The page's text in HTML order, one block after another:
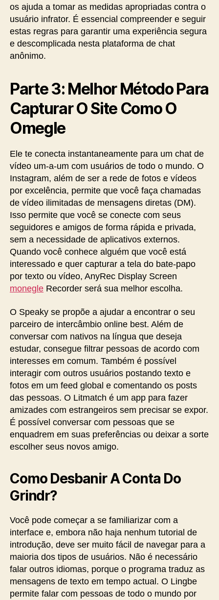
os ajuda a tomar as medidas apropriadas contra o
usuário infrator. É essencial compreender e seguir
estas regras para garantir uma experiência segura
e descomplicada nesta plataforma de chat
anônimo.
Parte 3: Melhor Método Para
Capturar O Site Como O
Omegle
Ele te conecta instantaneamente para um chat de
vídeo um-a-um com usuários de todo o mundo. O
Instagram, além de ser a rede de fotos e vídeos
por excelência, permite que você faça chamadas
de vídeo ilimitadas de mensagens diretas (DM).
Isso permite que você se conecte com seus
seguidores e amigos de forma rápida e privada,
sem a necessidade de aplicativos externos.
Quando você conhece alguém que você está
interessado e quer capturar a tela do bate-papo
por texto ou vídeo, AnyRec Display Screen
monegle Recorder será sua melhor escolha.
O Speaky se propõe a ajudar a encontrar o seu
parceiro de intercâmbio online best. Além de
conversar com nativos na língua que deseja
estudar, consegue filtrar pessoas de acordo com
interesses em comum. Também é possível
interagir com outros usuários postando texto e
fotos em um feed global e comentando os posts
das pessoas. O Litmatch é um app para fazer
amizades com estrangeiros sem precisar se expor.
É possível conversar com pessoas que se
enquadrem em suas preferências ou deixar a sorte
escolher seus novos amigo.
Como Desbanir A Conta Do
Grindr?
Você pode começar a se familiarizar com a
interface e, embora não haja nenhum tutorial de
introdução, deve ser muito fácil de navegar para a
maioria dos tipos de usuários. Não é necessário
falar outros idiomas, porque o programa traduz as
mensagens de texto em tempo actual. O Lingbe
permite falar com pessoas de todo o mundo por